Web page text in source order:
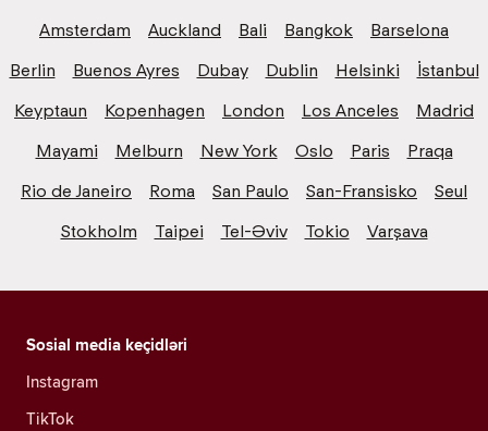
Amsterdam Auckland Bali Bangkok
Barselona
Berlin
Buenos Ayres Dubay Dublin Helsinki
İstanbul
Keyptaun
Kopenhagen London Los Anceles
Madrid
Mayami
Melburn New York Oslo Paris
Praqa
Rio de Janeiro
Roma San Paulo San-Fransisko
Seul
Stokholm
Taipei Tel-Əviv Tokio Varşava
Sosial media keçidləri
Instagram
TikTok